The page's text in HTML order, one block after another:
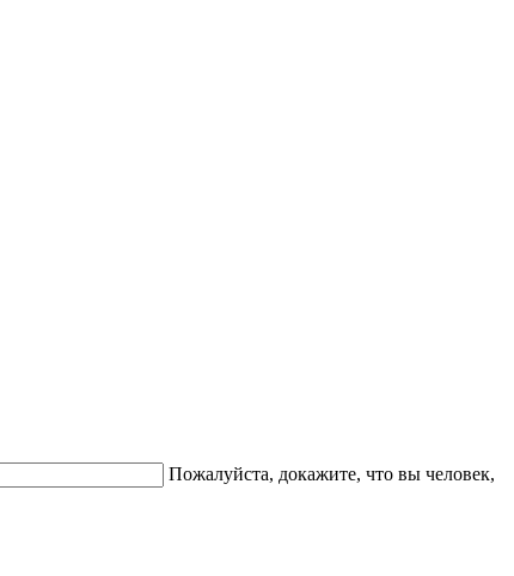
Пожалуйста, докажите, что вы человек,